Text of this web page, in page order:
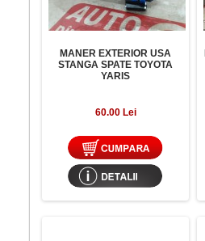
MANER EXTERIOR USA
STANGA SPATE TOYOTA
YARIS
60.00 Lei